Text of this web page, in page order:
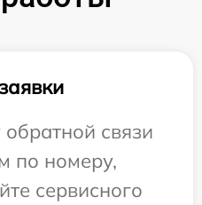
связи
по номеру,
сервисного